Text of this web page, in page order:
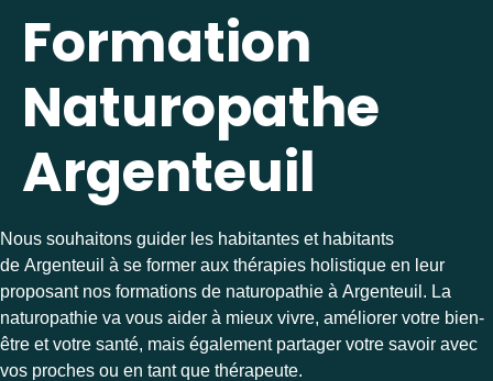
Formation
Naturopathe
Argenteuil
Nous souhaitons guider les habitantes et habitants
de Argenteuil à se former aux thérapies holistique en leur
proposant nos formations de naturopathie à Argenteuil. La
naturopathie va vous aider à mieux vivre, améliorer votre bien-
être et votre santé, mais également partager votre savoir avec
vos proches ou en tant que thérapeute.